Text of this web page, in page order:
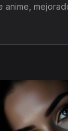
de diseño de